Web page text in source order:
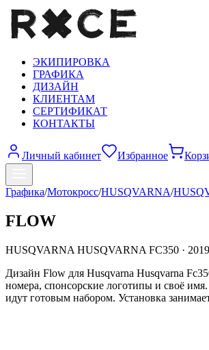
ЭКИПИРОВКА
ГРАФИКА
ДИЗАЙН
КЛИЕНТАМ
СЕРТИФИКАТ
КОНТАКТЫ
Личный кабинет Избранное
Графика/Мотокросс/HUSQVARNA/
FLOW
HUSQVARNA HUSQVARNA FC350 · 2019
Дизайн Flow для Husqvarna Husqvarna
номера, спонсорские логотипы и своё
идут готовым набором. Установка